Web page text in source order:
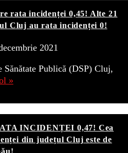
rata incidenței 0,45! Alte 21
Cluj au rata incidenței 0!
2021
Publică (DSP) Cluj,
»
INCIDENȚEI 0,47! Cea
din județul Cluj este de